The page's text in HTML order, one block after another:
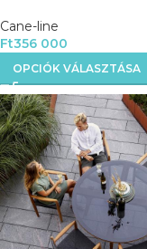
Cane-line
Ft356 000
OPCIÓK VÁLASZTÁSA